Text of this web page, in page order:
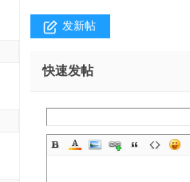
发新帖
快速发帖